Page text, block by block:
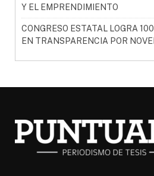
Y EL EMPRENDIMIENTO
CONGRESO ESTATAL LOGRA
EN TRANSPARENCIA POR